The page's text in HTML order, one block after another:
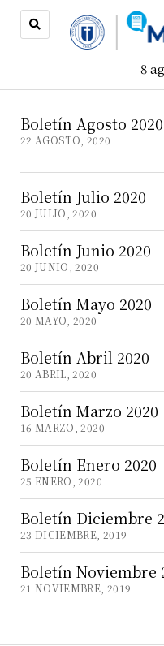
8
Boletín Agosto 2020
22 AGOSTO, 2020
Boletín Julio 2020
20 JULIO, 2020
Boletín Junio 2020
20 JUNIO, 2020
Boletín Mayo 2020
20 MAYO, 2020
Boletín Abril 2020
20 ABRIL, 2020
Boletín Marzo 2020
16 MARZO, 2020
Boletín Enero 2020
25 ENERO, 2020
Boletín Diciembre
23 DICIEMBRE, 2019
Boletín Noviembre
21 NOVIEMBRE, 2019